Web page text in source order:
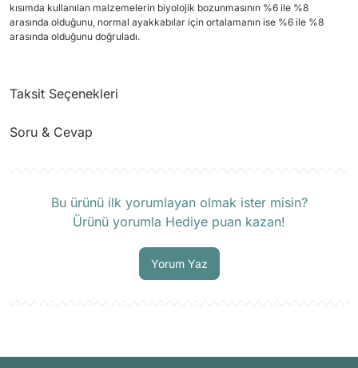
kısımda kullanılan malzemelerin biyolojik bozunmasının %6 ile %8
arasında olduğunu, normal ayakkabılar için ortalamanın ise %6 ile %8
arasında olduğunu doğruladı.
Taksit Seçenekleri
Soru & Cevap
Bu ürünü ilk yorumlayan olmak ister misin?
Ürünü yorumla Hediye puan kazan!
Yorum Yaz